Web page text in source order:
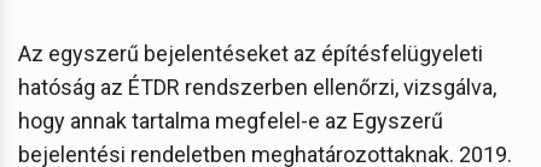
Az egyszerű bejelentéseket az építésfelügyeleti
hatóság az ÉTDR rendszerben ellenőrzi, vizsgálva,
hogy annak tartalma megfelel-e az Egyszerű
bejelentési rendeletben meghatározottaknak. 2019.